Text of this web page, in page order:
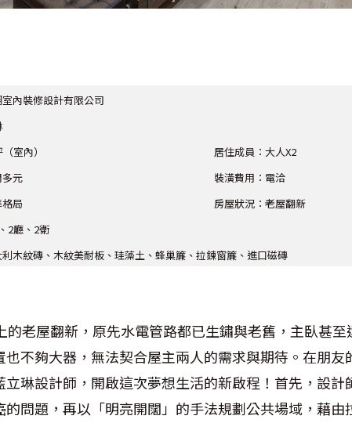
內裝修設計有限公司
室內）
元
局
居住成員： 大人X2
裝潢費用：電洽
房屋狀況： 老屋翻新
2廳、2衛
木紋磚、木紋美耐板、珪藻土、蜂巢簾、拉鍊窗簾、進口磁磚
的老屋翻新，原先水電管路都已生鏽與老舊，主臥甚
也不夠大器，無法契合屋主兩人的需求與期待。在朋友
立琳設計師，開啟這次夢想生活的新啟程！首先，設計
的問題，再以「明亮開闊」的手法規劃公共場域，藉由